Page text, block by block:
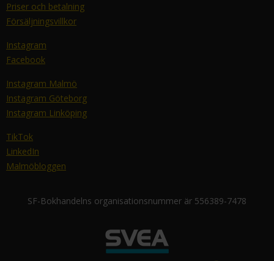
Priser och betalning
Försäljningsvillkor
Instagram
Facebook
Instagram Malmö
Instagram Göteborg
Instagram Linköping
TikTok
LinkedIn
Malmöbloggen
SF-Bokhandelns organisationsnummer är 556389-7478